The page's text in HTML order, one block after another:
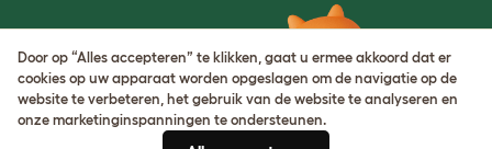
Gebruiksvoorwaarden
Cookie & privacybeleid
Cookie Settings
Sitemap
Door op “Alles accepteren” te klikken, gaat u ermee akkoord dat er
cookies op uw apparaat worden opgeslagen om de navigatie op de
website te verbeteren, het gebruik van de website te analyseren en
onze marketinginspanningen te ondersteunen.